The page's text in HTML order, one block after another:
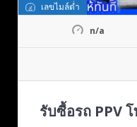
เลขไมล์ต่ำ
n/a
รับซื้อรถ PPV